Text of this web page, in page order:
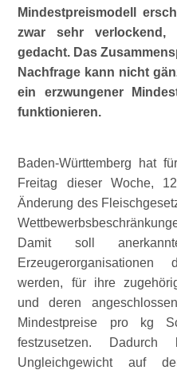
Mindestpreismodell
zwar sehr
gedacht. Das
Nachfrage kann nicht
ein erzwungener
funktionieren.
Baden-Württemberg hat
Freitag dieser Woche,
Änderung des
Damit soll
werden, für ihre
und deren
Mindestpreise pro kg
festzusetzen. Dadurch
Ungleichgewicht auf